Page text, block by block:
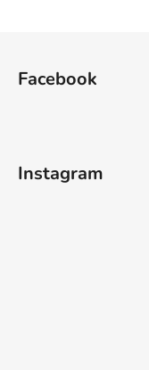
Facebook
Instagram